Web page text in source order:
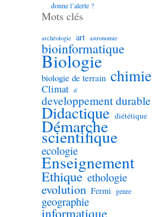
donne l’alerte ?
Mots clés
archéologie art astronomie
bioinformatique
Biologie
biologie de terrain chimie
Climat d
developpement durable
Didactique diététique
Démarche
scientifique
ecologie
Enseignement
Ethique ethologie
evolution Fermi genre
geographie
informatique